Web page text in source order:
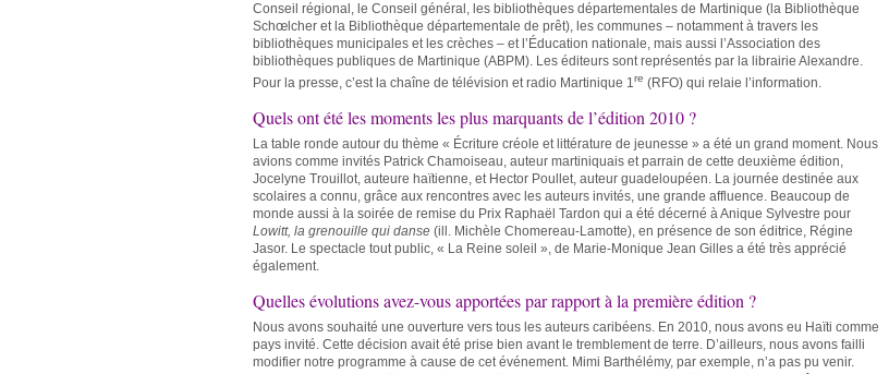
Conseil régional, le Conseil général, les bibliothèques départementales de Martinique (la Bibliothèque
Schœlcher et la Bibliothèque départementale de prêt), les communes – notamment à travers les
bibliothèques municipales et les crèches – et l’Éducation nationale, mais aussi l’Association des
bibliothèques publiques de Martinique (ABPM). Les éditeurs sont représentés par la librairie Alexandre.
Pour la presse, c’est la chaîne de télévision et radio Martinique 1re (RFO) qui relaie l’information.
Quels ont été les moments les plus marquants de l’édition 2010 ?
La table ronde autour du thème « Écriture créole et littérature de jeunesse » a été un grand moment. Nous
avions comme invités Patrick Chamoiseau, auteur martiniquais et parrain de cette deuxième édition,
Jocelyne Trouillot, auteure haïtienne, et Hector Poullet, auteur guadeloupéen. La journée destinée aux
scolaires a connu, grâce aux rencontres avec les auteurs invités, une grande affluence. Beaucoup de
monde aussi à la soirée de remise du Prix Raphaël Tardon qui a été décerné à Anique Sylvestre pour
Lowitt, la grenouille qui danse (ill. Michèle Chomereau-Lamotte), en présence de son éditrice, Régine
Jasor. Le spectacle tout public, « La Reine soleil », de Marie-Monique Jean Gilles a été très apprécié
également.
Quelles évolutions avez-vous apportées par rapport à la première édition ?
Nous avons souhaité une ouverture vers tous les auteurs caribéens. En 2010, nous avons eu Haïti comme
pays invité. Cette décision avait été prise bien avant le tremblement de terre. D’ailleurs, nous avons failli
modifier notre programme à cause de cet événement. Mimi Barthélémy, par exemple, n’a pas pu venir.